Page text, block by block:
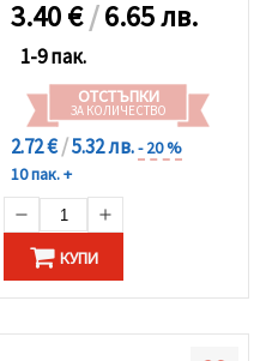
3.40€/6.65 лв.
1-9 пак.
ОТСТЪПКИ
ЗА КОЛИЧЕСТВО
2.72 €/5.32 лв.- 20 %
10 пак. +
КУПИ